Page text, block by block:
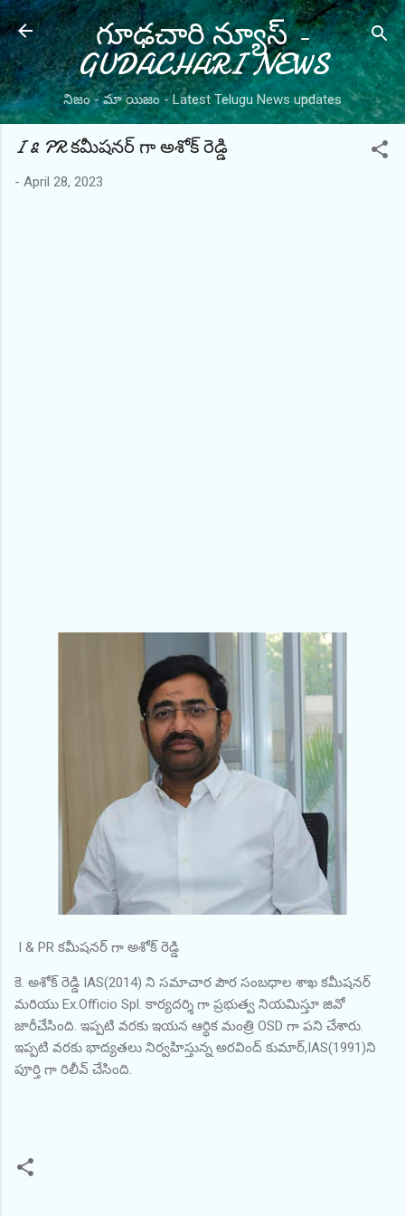
Skip to main content
గూఢచారి న్యూస్ -
GUDACHARI NEWS
నిజం - మా యిజం - Latest Telugu News updates
I & PR కమీషనర్ గా అశోక్ రెడ్డి
- April 28, 2023
I & PR కమీషనర్ గా అశోక్ రెడ్డి
కె. అశోక్ రెడ్డి IAS(2014) ని సమాచార పౌర సంబధాల శాఖ కమీషనర్
మరియు Ex.Officio Spl. కార్యదర్శి గా ప్రభుత్వ నియమిస్తూ జివో
జారీచేసింది. ఇప్పటి వరకు ఇయన ఆర్థిక మంత్రి OSD గా పని చేశారు.
ఇప్పటి వరకు భాద్యతలు నిర్వహిస్తున్న అరవింద్ కుమార్,IAS(1991)ని
పూర్తి గా రిలీవ్ చేసింది.